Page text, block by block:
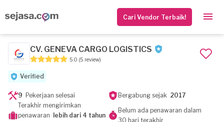
Cari Vendor Terbaik!
CV. GENEVA CARGO LOGISTICS
5.0 (5 review)
Verified
9 Pekerjaan selesai Bergabung sejak 2017
Terakhir mengirimkan
penawaran
lebih dari 4 tahun
Belum ada penawaran dalam
30 hari terakhir